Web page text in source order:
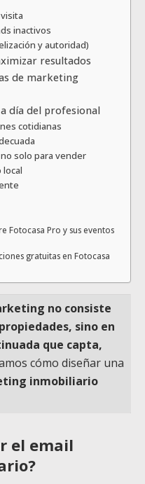
inactivos
y autoridad)
resultados
de marketing
día del profesional
cotidianas
solo para vender
local
Fotocasa Pro y sus eventos
gratuitas en Fotocasa
no consiste
sino en
que capta,
cómo diseñar una
inmobiliario
el email